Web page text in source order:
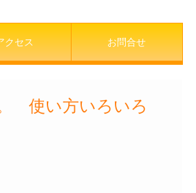
クセス お問合せ
。 使い方いろいろ